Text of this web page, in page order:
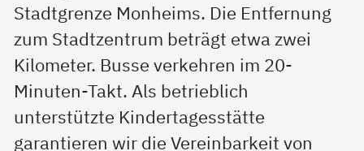
Stadtgrenze Monheims. Die Entfernung
zum Stadtzentrum beträgt etwa zwei
Kilometer. Busse verkehren im 20-
Minuten-Takt. Als betrieblich
unterstützte Kindertagesstätte
garantieren wir die Vereinbarkeit von